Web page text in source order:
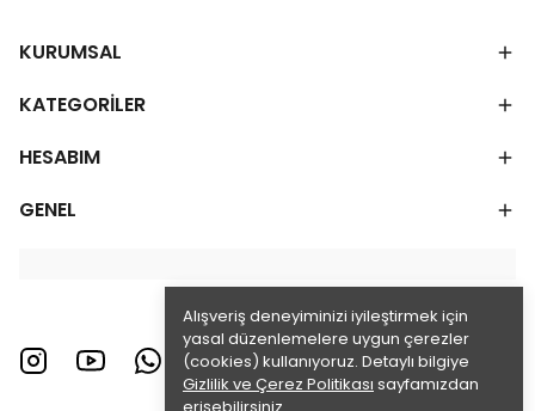
Alışveriş deneyiminizi iyileştirmek için
yasal düzenlemelere uygun çerezler
(cookies) kullanıyoruz. Detaylı bilgiye
Gizlilik ve Çerez Politikası sayfamızdan
KURUMSAL
KATEGORİLER
HESABIM
GENEL